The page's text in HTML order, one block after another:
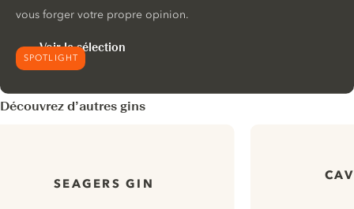
SPOTLIGHT
vous forger votre propre opinion.
Voir la sélection
Découvrez d’autres gins
SEAGERS GIN